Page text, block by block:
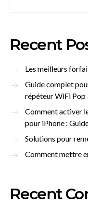
Recent
Les meilleurs
Guide complet
répéteur WiFi Pop
Comment activer
pour iPhone :
Solutions pour
Comment mettre
Recent